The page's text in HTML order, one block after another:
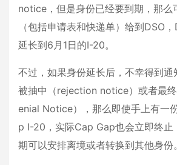
notice，但是身份已经要到期，那么
（包括申请表和快递单）给到DSO
延长到6月1日的I-20。
不过，如果身份延长后，不幸得到通
被抽中（rejection notice）或者最
enial Notice），那么即使手上有一
p I-20，实际Cap Gap也会立即终止
期可以安排离境或者转换到其他身份。